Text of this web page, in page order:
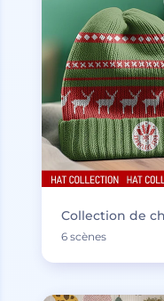
Collection de
6 scènes